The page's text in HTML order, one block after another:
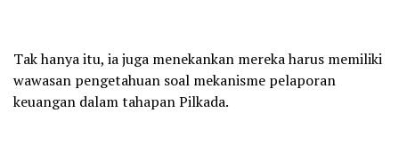
Tak hanya itu, ia juga menekankan mereka harus memiliki
wawasan pengetahuan soal mekanisme pelaporan
keuangan dalam tahapan Pilkada.